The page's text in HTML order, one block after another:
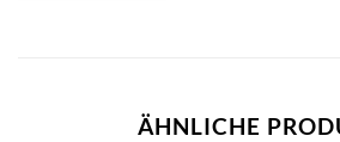
ÄHNLICHE